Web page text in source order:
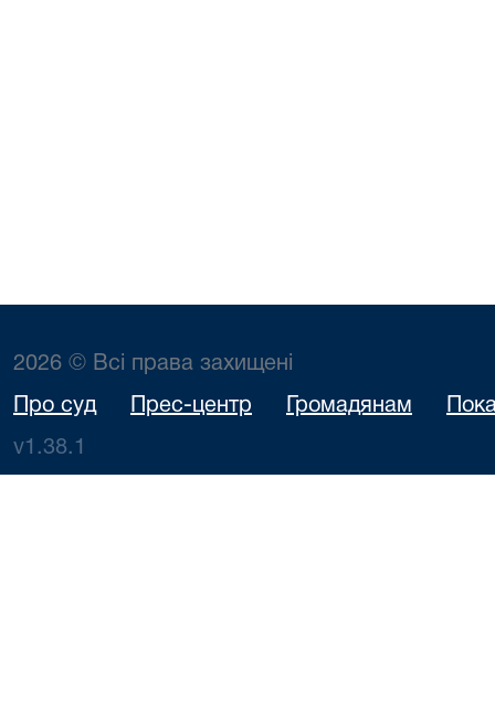
2026 © Всі права захищені
Про суд Прес-центр Громадянам
v1.38.1